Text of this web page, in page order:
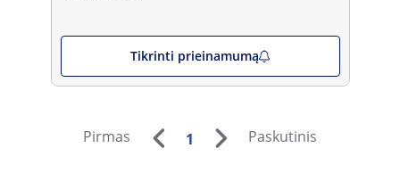
Tikrinti prieinamumą
Pirmas 1 Paskutinis